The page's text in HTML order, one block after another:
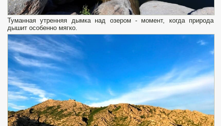
Туманная утренняя дымка над озером - момент, когда природа
дышит особенно мягко.